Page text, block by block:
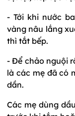
- Tới khi nước
vàng nâu lắng
thì tắt bếp.
- Để chảo nguội
là các mẹ đã có
dần.
Các mẹ dùng